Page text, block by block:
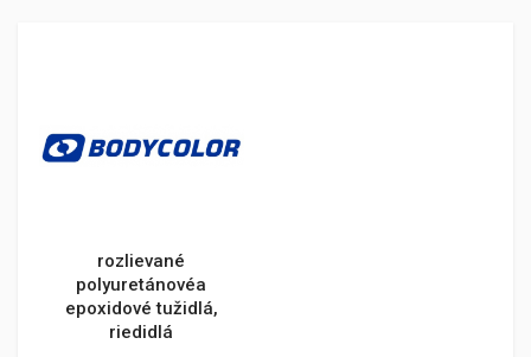
rozlievané
polyuretánovéa
epoxidové tužidlá,
riedidlá